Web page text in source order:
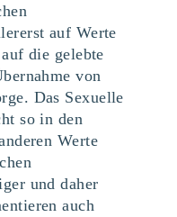
auf Werte
die gelebte
von
Das Sexuelle
so in den
Werte
und daher
auch